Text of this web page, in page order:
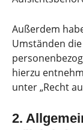
Außerdem
Umständen
hierzu
unter „Recht
2.